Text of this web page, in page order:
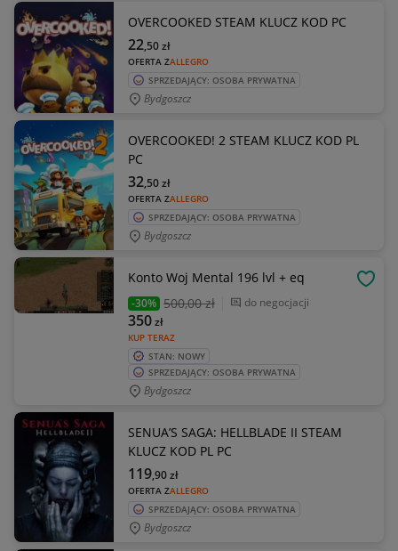
OVERCOOKED STEAM KLUCZ KOD PC
OFERTA ZALLEGRO
22,50zł
SPRZEDAJĄCY: OSOBA PRYWATNA
Bydgoszcz
OVERCOOKED! 2 STEAM KLUCZ KOD PL
PC
OFERTA ZALLEGRO
32,50zł
SPRZEDAJĄCY: OSOBA PRYWATNA
Bydgoszcz
Konto Woj Mental 196 lvl + eq
-30% 500,00 zł do negocjacji
KUP TERAZ
350zł
STAN: NOWY
SPRZEDAJĄCY: OSOBA PRYWATNA
Bydgoszcz
SENUA’S SAGA: HELLBLADE II STEAM
KLUCZ KOD PL PC
OFERTA ZALLEGRO
119,90zł
SPRZEDAJĄCY: OSOBA PRYWATNA
Bydgoszcz